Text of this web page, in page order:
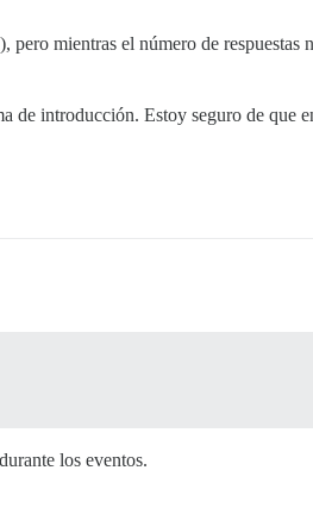
mientras el número de respuestas
de introducción. Estoy seguro de que
los eventos.